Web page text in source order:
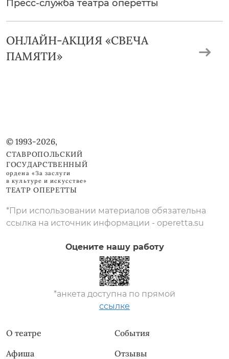
Пресс-служба театра оперетты
ОНЛАЙН-АКЦИЯ «СВЕЧА
ПАМЯТИ»
© 1993-2026,
СТАВРОПОЛЬСКИЙ
ГОСУДАРСТВЕННЫЙ
ордена «За заслуги
в культуре и искусстве»
ТЕАТР ОПЕРЕТТЫ
*При использовании материалов обязательна
ссылка на источник информации - operetta.su
Оцените нашу работу
*анкета доступна по прямой
ссылке
О театре
Афиша
События
Отзывы